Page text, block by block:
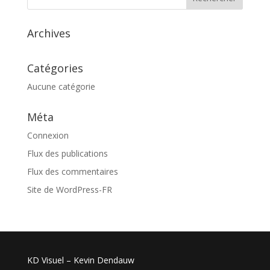
Archives
Catégories
Aucune catégorie
Méta
Connexion
Flux des publications
Flux des commentaires
Site de WordPress-FR
KD Visuel – Kevin Dendauw